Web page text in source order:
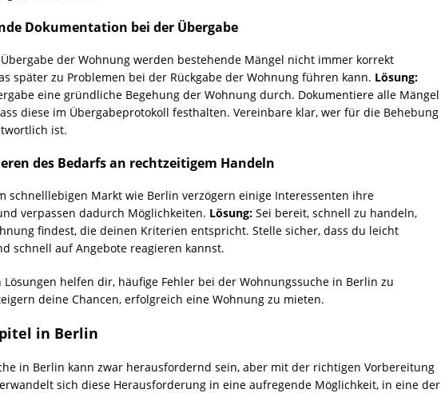
Dokumentation bei der Übergabe
der Wohnung werden bestehende Mängel nicht immer korrekt
später zu Problemen bei der Rückgabe der Wohnung führen kann. Lösung:
eine gründliche Begehung der Wohnung durch. Dokumentiere alle Mängel
diese im Übergabeprotokoll festhalten. Vereinbare klar, wer für die Behebung
ist.
des Bedarfs an rechtzeitigem Handeln
schnelllebigen Markt wie Berlin verzögern einige Interessenten ihre
verpassen dadurch Möglichkeiten. Lösung: Sei bereit, schnell zu handeln,
findest, die deinen Kriterien entspricht. Stelle sicher, dass du leicht
schnell auf Angebote reagieren kannst.
Lösungen helfen dir, häufige Fehler bei der Wohnungssuche in Berlin zu
deine Chancen, erfolgreich eine Wohnung zu mieten.
in Berlin
in Berlin kann zwar herausfordernd sein, aber mit der richtigen Vorbereitung
sich diese Herausforderung in eine aufregende Möglichkeit, in eine der